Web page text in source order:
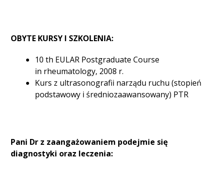
OBYTE KURSY I SZKOLENIA:
10 th EULAR Postgraduate Course
in rheumatology, 2008 r.
Kurs z ultrasonografii narządu ruchu (stopień
podstawowy i średniozaawansowany) PTR
Pani Dr z zaangażowaniem podejmie się
diagnostyki oraz leczenia: